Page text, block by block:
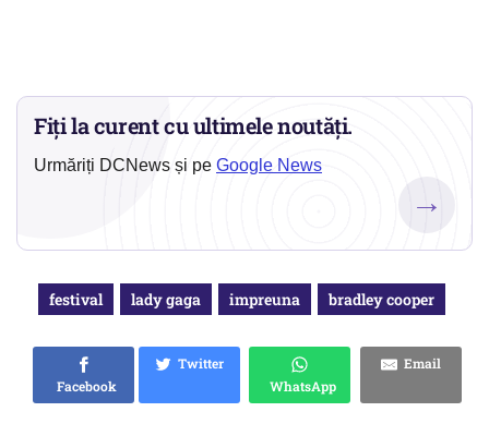
Fiți la curent cu ultimele noutăți.
Urmăriți DCNews și pe Google News
→
festival lady gaga impreuna bradley cooper
Facebook
Twitter
WhatsApp
Email